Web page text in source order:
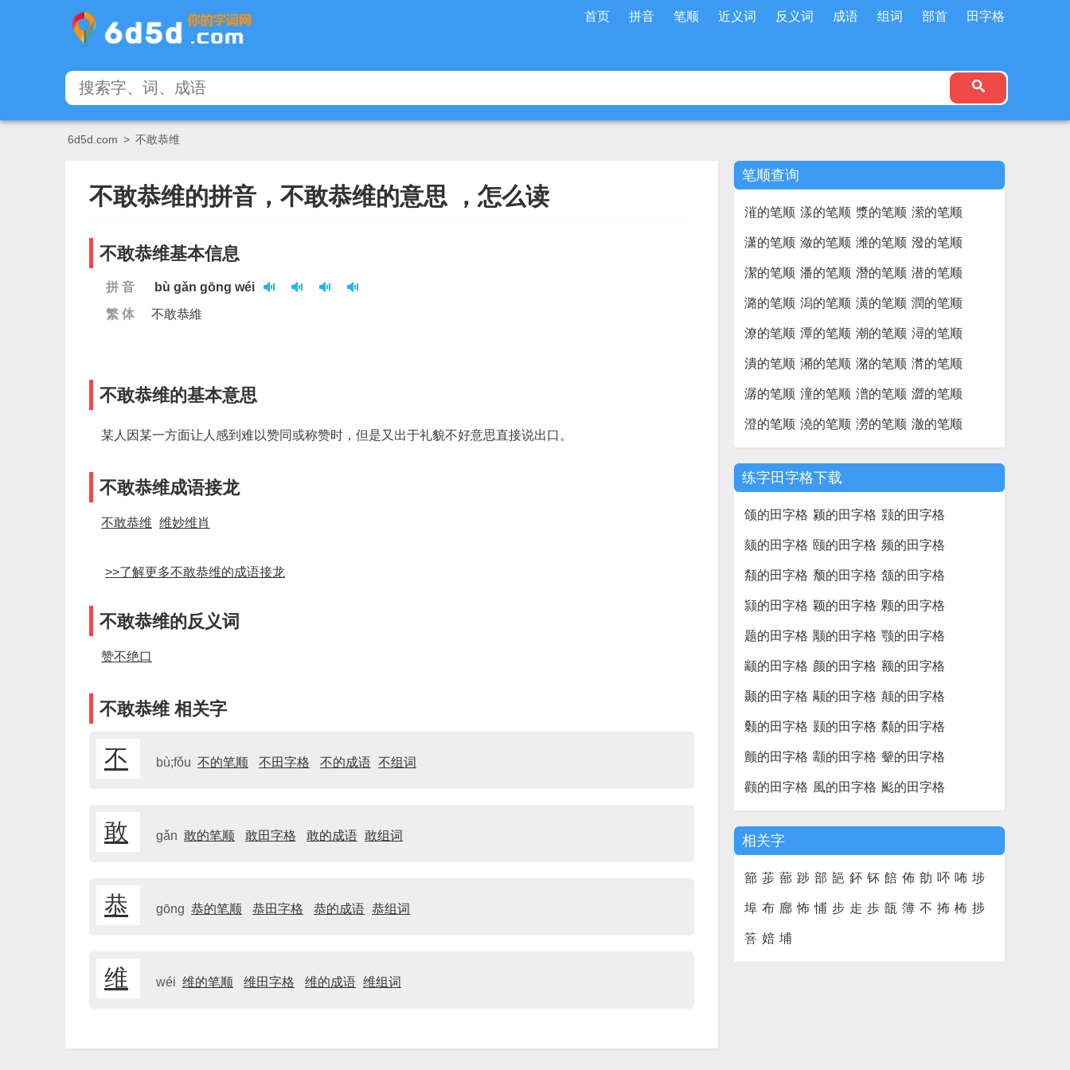
首页 拼音 笔顺 近义词 反义词 成语 组词 部首 田字格
6d5d.com > 不敢恭维
不敢恭维的拼音，不敢恭维的意思 ，怎么读
不敢恭维基本信息
拼 音
bù gǎn gōng wéi
繁 体
不敢恭維
不敢恭维的基本意思
某人因某一方面让人感到难以赞同或称赞时，但是又出于礼貌不好意思直接说出口。
不敢恭维成语接龙
不敢恭维 维妙维肖
>>了解更多不敢恭维的成语接龙
不敢恭维的反义词
赞不绝口
不敢恭维 相关字
不 bù;fǒu 不的笔顺 不田字格 不的成语 不组词
敢 gǎn 敢的笔顺 敢田字格 敢的成语 敢组词
恭 gōng 恭的笔顺 恭田字格 恭的成语 恭组词
维 wéi 维的笔顺 维田字格 维的成语 维组词
笔顺查询
漼的笔顺 漾的笔顺 漿的笔顺 潆的笔顺
潇的笔顺 潋的笔顺 潍的笔顺 潑的笔顺
潔的笔顺 潘的笔顺 潛的笔顺 潜的笔顺
潞的笔顺 潟的笔顺 潢的笔顺 潤的笔顺
潦的笔顺 潭的笔顺 潮的笔顺 潯的笔顺
潰的笔顺 潲的笔顺 潴的笔顺 潸的笔顺
潺的笔顺 潼的笔顺 潽的笔顺 澀的笔顺
澄的笔顺 澆的笔顺 澇的笔顺 澈的笔顺
练字田字格下载
颌的田字格 颍的田字格 颎的田字格
颏的田字格 颐的田字格 频的田字格
颒的田字格 颓的田字格 颔的田字格
颕的田字格 颖的田字格 颗的田字格
题的田字格 颙的田字格 颚的田字格
颛的田字格 颜的田字格 额的田字格
颞的田字格 颟的田字格 颠的田字格
颡的田字格 颢的田字格 颣的田字格
颤的田字格 颥的田字格 颦的田字格
颧的田字格 風的田字格 颩的田字格
相关字
篰 荹 蔀 踄 部 郶 鈈 钚 餢 佈 勏 吥 咘 埗
埠 布 廍 怖 悑 步 歨 歩 瓿 簿 不 抪 柨 捗
箁 婄 埔